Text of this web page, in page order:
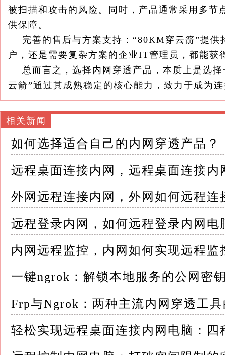
被扫描和攻击的风险。同时，产品通常采用多
供保障。
完善的售后与方案支持：“80KM穿云箭”提供
户，还是需要复杂方案的企业IT管理员，都能获
总而言之，选择内网穿透产品，本质上是选
云箭”通过其成熟稳定的核心能力，致力于成为
相关新闻
如何选择适合自己的内网穿透产品？
远程桌面连接内网，远程桌面连接内
外网远程连接内网，外网如何远程连
远程登录内网，如何远程登录内网电
内网远程监控，内网如何实现远程监
一键ngrok：解锁本地服务的公网密
Frp与Ngrok：两种主流内网穿透工
轻松实现远程桌面连接内网电脑：四